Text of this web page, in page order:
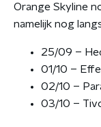
Orange Skyline
namelijk nog
25/09 –
01/10 –
02/10 –
03/10 –